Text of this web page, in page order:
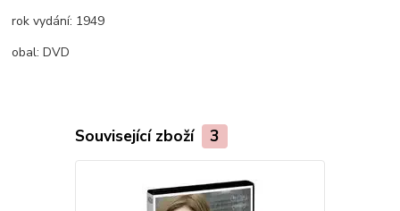
rok vydání: 1949
obal: DVD
Související zboží 3